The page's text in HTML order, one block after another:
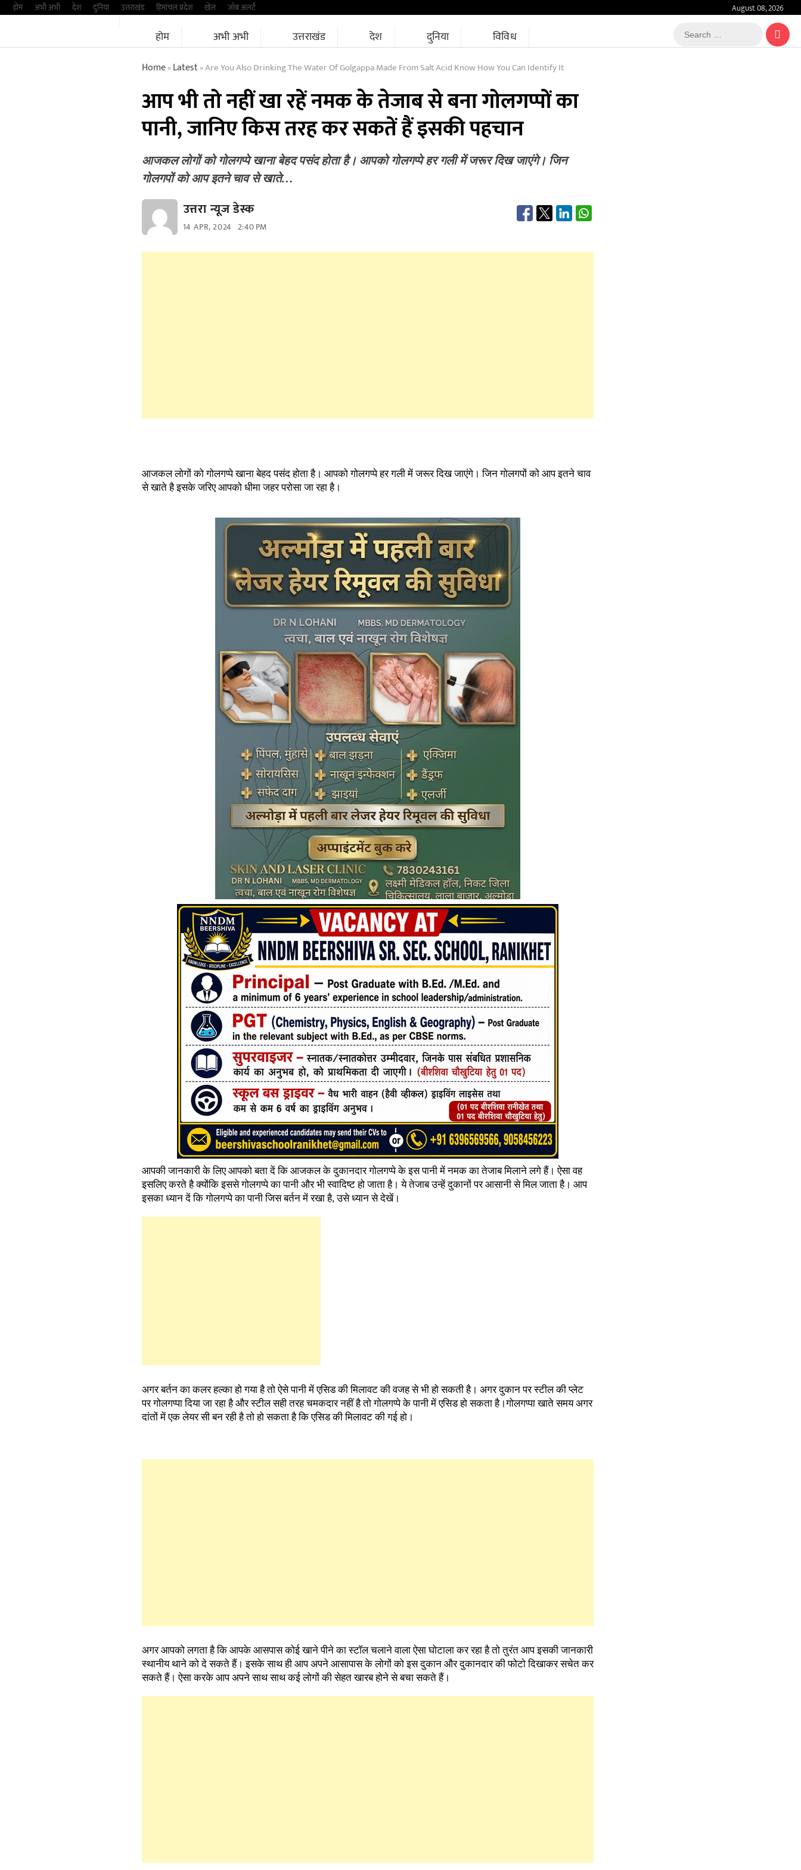
Skipहोम अभी अभी देश दुनिया उत्तराखंड हिमांचल प्रदेश खेल जॉब अलर्ट August 08, 2026
होम अभी अभी उत्तराखंड देश दुनिया विविध
Search
…
Home»Latest»Are You Also Drinking The Water Of Golgappa Made From Salt Acid Know How You Can Identify It
आप भी तो नहीं खा रहें नमक के तेजाब से बना गोलगप्पों का
पानी, जानिए किस तरह कर सकतें हैं इसकी पहचान
आजकल लोगों को गोलगप्पे खाना बेहद पसंद होता है। आपको गोलगप्पे हर गली में जरूर दिख जाएंगे। जिन
गोलगपों को आप इतने चाव से खाते…
उत्तरा न्यूज डेस्क
14 APR, 2024 2:40 PM
आजकल लोगों को गोलगप्पे खाना बेहद पसंद होता है। आपको गोलगप्पे हर गली में जरूर दिख जाएंगे। जिन गोलगपों को आप इतने चाव
से खाते है इसके जरिए आपको धीमा जहर परोसा जा रहा है।
आपकी जानकारी के लिए आपको बता दें कि आजकल के दुकानदार गोलगप्पे के इस पानी में नमक का तेजाब मिलाने लगे हैं। ऐसा वह
इसलिए करते है क्योंकि इससे गोलगप्पे का पानी और भी स्वादिष्ट हो जाता है। ये तेजाब उन्हें दुकानों पर आसानी से मिल जाता है। आप
इसका ध्यान दें कि गोलगप्पे का पानी जिस बर्तन में रखा है, उसे ध्यान से देखें।
अगर बर्तन का कलर हल्का हो गया है तो ऐसे पानी में एसिड की मिलावट की वजह से भी हो सकती है। अगर दुकान पर स्टील की प्लेट
पर गोलगप्पा दिया जा रहा है और स्टील सही तरह चमकदार नहीं है तो गोलगप्पे के पानी में एसिड हो सकता है।गोलगप्पा खाते समय अगर
दांतों में एक लेयर सी बन रही है तो हो सकता है कि एसिड की मिलावट की गई हो।
अगर आपको लगता है कि आपके आसपास कोई खाने पीने का स्टॉल चलाने वाला ऐसा घोटाला कर रहा है तो तुरंत आप इसकी जानकारी
स्थानीय थाने को दे सकते हैं। इसके साथ ही आप अपने आसापास के लोगों को इस दुकान और दुकानदार की फोटो दिखाकर सचेत कर
सकते हैं। ऐसा करके आप अपने साथ साथ कई लोगों की सेहत खारब होने से बचा सकते हैं।